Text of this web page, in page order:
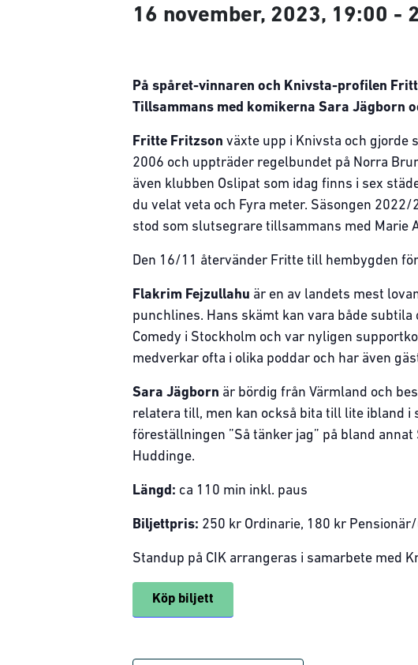
16 november, 2023, 19:00 -
På spåret-vinnaren och Knivsta-profilen
Tillsammans med komikerna Sara Jägborn
Fritte Fritzson växte upp i Knivsta och gjorde
2006 och uppträder regelbundet på Norra
även klubben Oslipat som idag finns i sex
du velat veta och Fyra meter. Säsongen
stod som slutsegrare tillsammans med Marie
Den 16/11 återvänder Fritte till hembygden
Flakrim Fejzullahu är en av landets mest
punchlines. Hans skämt kan vara både
Comedy i Stockholm och var nyligen
medverkar ofta i olika poddar och har även
Sara Jägborn är bördig från Värmland och
relatera till, men kan också bita till lite ibland i
föreställningen ”Så tänker jag” på bland
Huddinge.
Längd: ca 110 min inkl. paus
Biljettpris: 250 kr Ordinarie, 180 kr
Standup på CIK arrangeras i samarbete med
Köp biljett